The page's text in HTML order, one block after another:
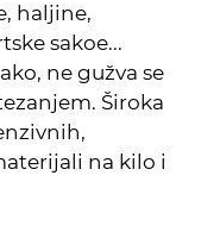
haljine,
sakoe...
ne gužva se
Široka
na kilo i